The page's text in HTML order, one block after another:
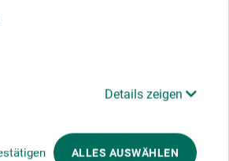
Details zeigen
ALLES AUSWÄHLEN
kontakt
+ logistics